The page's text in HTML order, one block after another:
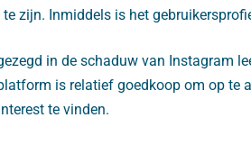
zijn. Inmiddels is het
in de schaduw van Instagram
is relatief goedkoop om op te
te vinden.